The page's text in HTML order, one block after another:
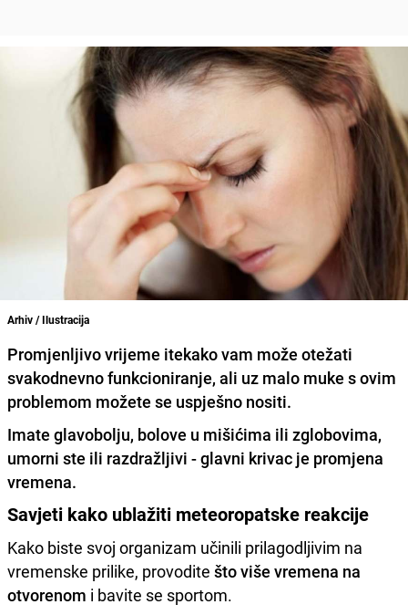
Arhiv / Ilustracija
Promjenljivo vrijeme itekako vam može otežati
svakodnevno funkcioniranje, ali uz malo muke s ovim
problemom možete se uspješno nositi.
Imate glavobolju, bolove u mišićima ili zglobovima,
umorni ste ili razdražljivi - glavni krivac je promjena
vremena.
Savjeti kako ublažiti meteoropatske reakcije
Kako biste svoj organizam učinili prilagodljivim na
vremenske prilike, provodite što više vremena na
otvorenom i bavite se sportom.